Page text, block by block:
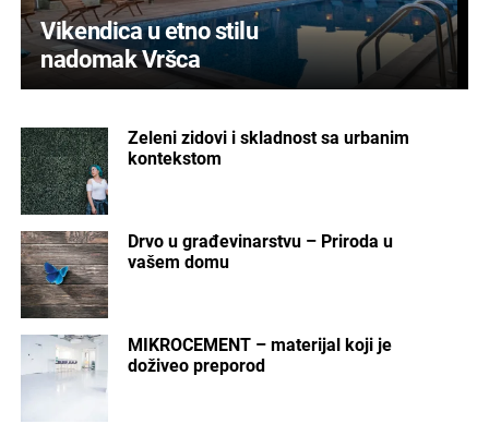
Vikendica u etno stilu
nadomak Vršca
Zeleni zidovi i skladnost sa urbanim
kontekstom
Drvo u građevinarstvu – Priroda u
vašem domu
MIKROCEMENT – materijal koji je
doživeo preporod